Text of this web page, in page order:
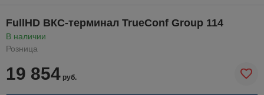
FullHD ВКС-терминал TrueConf Group 114
В наличии
Розница
19 854 руб.